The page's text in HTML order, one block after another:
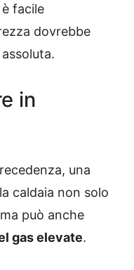
facile
dovrebbe
in
una
caldaia non solo
può anche
gas elevate.